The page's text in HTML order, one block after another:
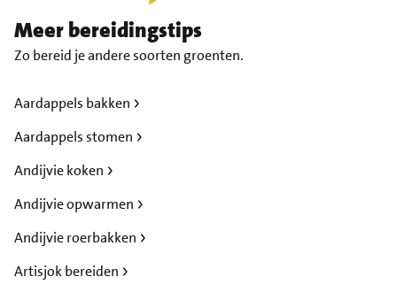
Meer bereidingstips
Zo bereid je andere soorten groenten.
Aardappels bakken
Aardappels stomen
Andijvie koken
Andijvie opwarmen
Andijvie roerbakken
Artisjok bereiden